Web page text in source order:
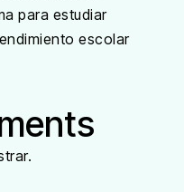
para estudiar
escolar